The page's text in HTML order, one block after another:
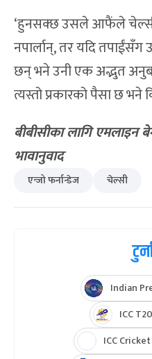
‘हुनसक्छ उसले आफैंले
नपार्लान्, तर यदि
छन् भने उनी एक अद्भुत
त्यस्तो प्रकारको पैसा छ भने
बीबीसीका लागि
भावानुवाद
एन्जो फर्नान्डेज चेल्सी
Indian
ICC
ICC